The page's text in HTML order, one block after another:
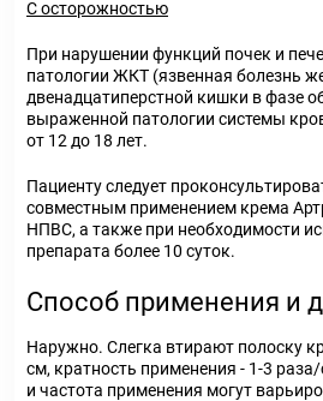
С осторожностью
При нарушении функций почек и
патологии ЖКТ (язвенная болезнь
двенадцатиперстной кишки в фазе
выраженной патологии системы
от 12 до 18 лет.
Пациенту следует
совместным применением крема
НПВС, а также при необходимости
препарата более 10 суток.
Способ применения и
Наружно. Слегка втирают полоску
см, кратность применения - 1-3
и частота применения могут